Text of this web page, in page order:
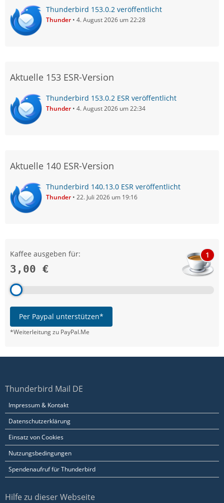
Thunderbird 153.0.2 veröffentlicht
Thunder 4. August 2026 um 22:28
Aktuelle 153 ESR-Version
Thunderbird 153.0.2 ESR veröffentlicht
Thunder 4. August 2026 um 22:34
Aktuelle 140 ESR-Version
Thunderbird 140.13.0 ESR veröffentlicht
Thunder 22. Juli 2026 um 19:16
Kaffee ausgeben für:
3,00 €
1
Per Paypal unterstützen*
*Weiterleitung zu PayPal.Me
Thunderbird Mail DE
Impressum & Kontakt
Datenschutzerklärung
Einsatz von Cookies
Nutzungsbedingungen
Spendenaufruf für Thunderbird
Hilfe zu dieser Webseite